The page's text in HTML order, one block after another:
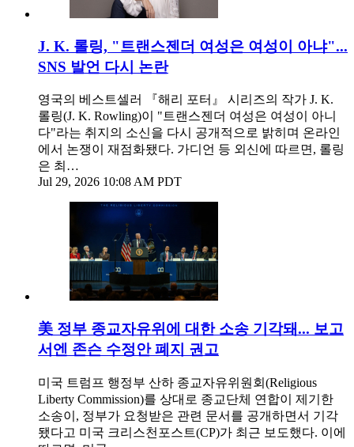
J. K. 롤링, "트랜스젠더 여성은 여성이 아냐"...
SNS 발언 다시 논란
영국의 베스트셀러 『해리 포터』 시리즈의 작가 J. K.
롤링(J. K. Rowling)이 "트랜스젠더 여성은 여성이 아니
다"라는 취지의 소신을 다시 공개적으로 밝히며 온라인
에서 논쟁이 재점화됐다. 가디언 등 외신에 따르면, 롤링
은 최…
Jul 29, 2026 10:08 AM PDT
美 정부 종교자유위에 대한 소송 기각돼... 보고
서엔 존슨 수정안 폐지 권고
미국 트럼프 행정부 산하 종교자유위원회(Religious
Liberty Commission)를 상대로 종교단체 연합이 제기한
소송이, 정부가 요청받은 관련 문서를 공개하면서 기각
됐다고 미국 크리스천포스트(CP)가 최근 보도했다. 이에